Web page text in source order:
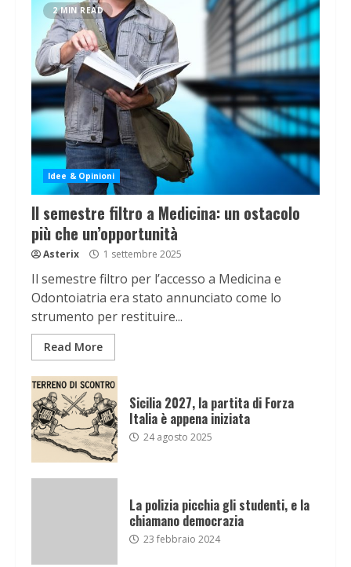
2 MIN READ
Idee & Opinioni
Il semestre filtro a Medicina: un ostacolo
più che un’opportunità
Asterix 1 settembre 2025
Il semestre filtro per l’accesso a Medicina e
Odontoiatria era stato annunciato come lo
strumento per restituire...
Read More
Sicilia 2027, la partita di Forza
Italia è appena iniziata
24 agosto 2025
La polizia picchia gli studenti, e la
chiamano democrazia
23 febbraio 2024